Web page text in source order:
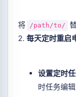
将 /path/to/
2. 每天定时重启
设置定时
时任务编